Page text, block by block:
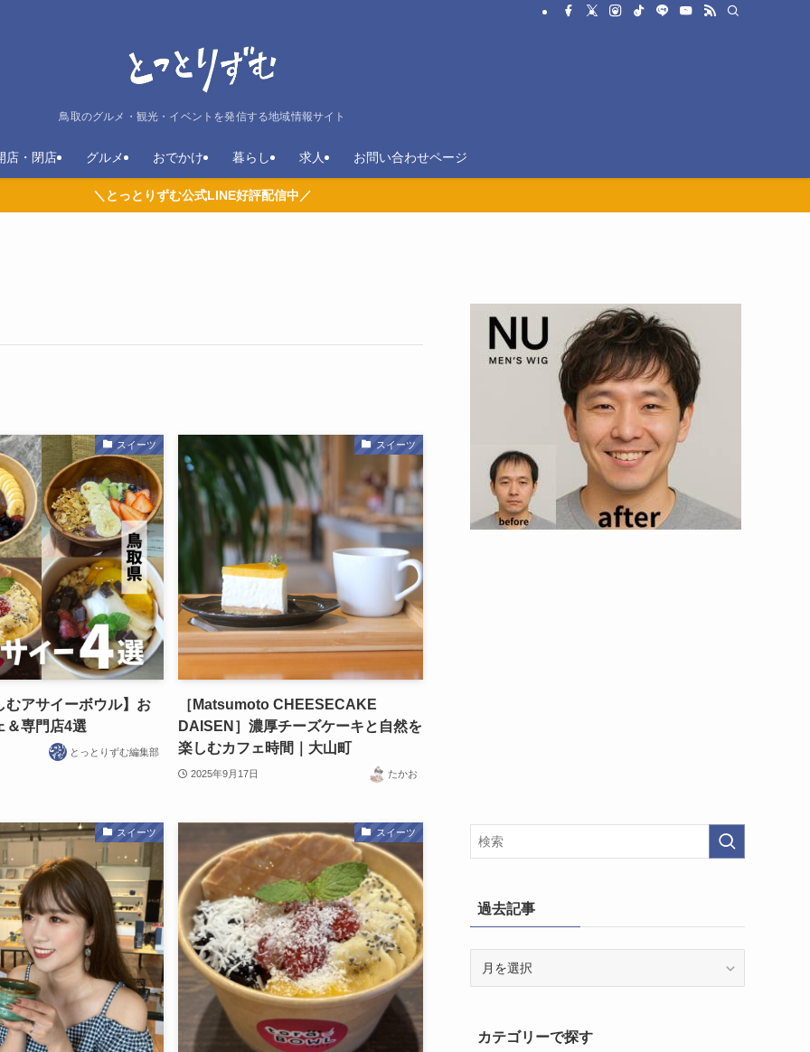
鳥取のグルメ・観光・イベントを発信する地域情報サイト
店・閉店 グルメ おでかけ 暮らし 求人 お問い合わせページ
＼とっとりずむ公式LINE好評配信中／
スイーツ
むアサイーボウル】お
＆専門店4選
とっとりずむ編集部
スイーツ
［Matsumoto CHEESECAKE
DAISEN］濃厚チーズケーキと自然を
楽しむカフェ時間｜大山町
2025年9月17日 たかお
スイーツ スイーツ
過去記事
カテゴリーで探す